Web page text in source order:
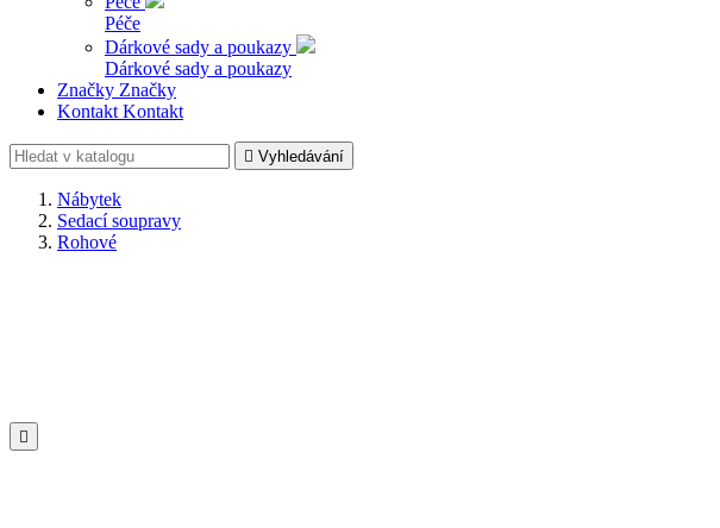
Péče
Dárkové sady a poukazy
Dárkové sady a poukazy
Značky Značky
Kontakt Kontakt
 Vyhledávání
Nábytek
Sedací soupravy
Rohové
